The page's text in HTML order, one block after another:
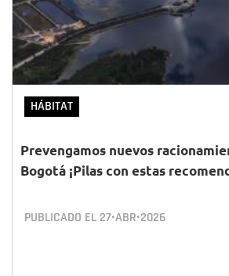
HÁBITAT
Prevengamos nuevos
Bogotá ¡Pilas con estas
PUBLICADO EL 27•ABR•2026